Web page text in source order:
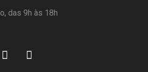
das 9h às 18h